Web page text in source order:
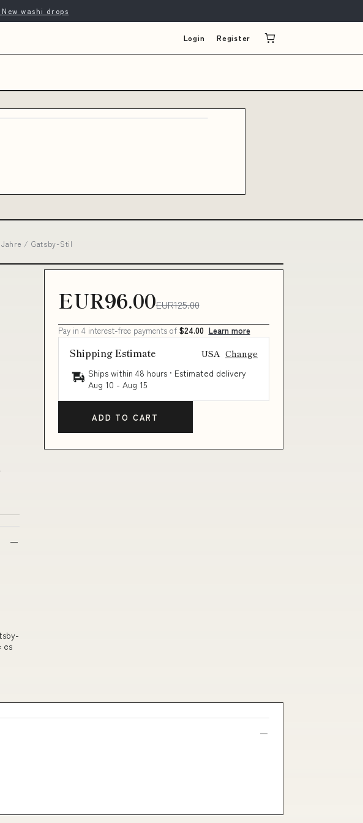
washi drops
Login Register
Jahre / Gatsby-Stil
es
EUR96.00EUR125.00
Pay in 4 interest-free payments of $24.00 Learn more
Shipping Estimate USA Change
Ships within 48 hours · Estimated delivery
Aug 10 - Aug 15
ADD TO CART